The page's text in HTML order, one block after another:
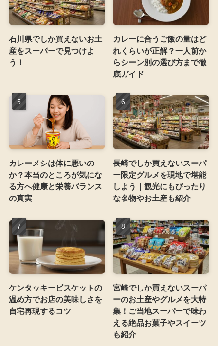
石川県でしか買えないお土
産をスーパーで見つけよ
う！
カレーに合うご飯の量はど
れくらいが正解？一人前か
らシーン別の選び方まで徹
底ガイド
カレーメシは体に悪いの
か？本当のところが気にな
る方へ健康と栄養バランス
の真実
長崎でしか買えないスーパ
ー限定グルメを現地で堪能
しよう｜観光にもぴったり
な名物やお土産も紹介
ケンタッキービスケットの
温め方でお店の美味しさを
自宅再現するコツ
宮崎でしか買えないスーパ
ーのお土産やグルメを大特
集！ご当地スーパーで味わ
える絶品お菓子やスイーツ
も紹介